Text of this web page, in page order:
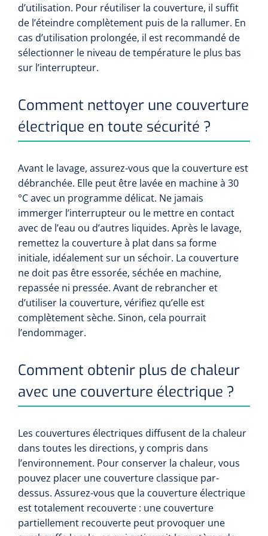
d’utilisation. Pour réutiliser la couverture, il suffit
de l’éteindre complètement puis de la rallumer. En
cas d’utilisation prolongée, il est recommandé de
sélectionner le niveau de température le plus bas
sur l’interrupteur.
Comment nettoyer une couverture
électrique en toute sécurité ?
Avant le lavage, assurez-vous que la couverture est
débranchée. Elle peut être lavée en machine à 30
°C avec un programme délicat. Ne jamais
immerger l’interrupteur ou le mettre en contact
avec de l’eau ou d’autres liquides. Après le lavage,
remettez la couverture à plat dans sa forme
initiale, idéalement sur un séchoir. La couverture
ne doit pas être essorée, séchée en machine,
repassée ni pressée. Avant de rebrancher et
d’utiliser la couverture, vérifiez qu’elle est
complètement sèche. Sinon, cela pourrait
l’endommager.
Comment obtenir plus de chaleur
avec une couverture électrique ?
Les couvertures électriques diffusent de la chaleur
dans toutes les directions, y compris dans
l’environnement. Pour conserver la chaleur, vous
pouvez placer une couverture classique par-
dessus. Assurez-vous que la couverture électrique
est totalement recouverte : une couverture
partiellement recouverte peut provoquer une